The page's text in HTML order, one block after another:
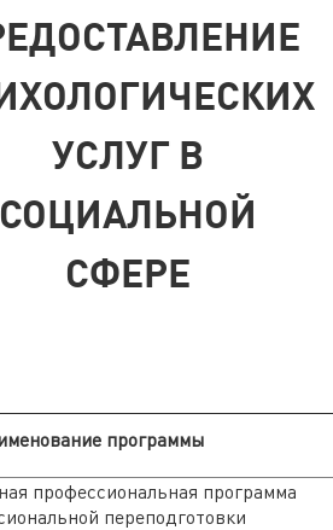
УСЛУГ В
СОЦИАЛЬНОЙ
СФЕРЕ
программы
профессиональная программа
переподготовки